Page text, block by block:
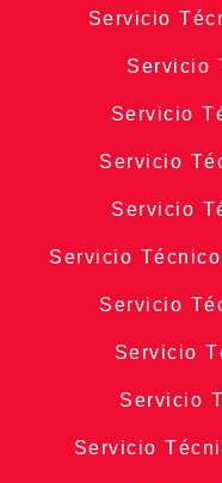
Servicio
Servicio
Servicio
Servicio
Servicio
Servicio
Servicio
Servicio
Servicio
Servicio